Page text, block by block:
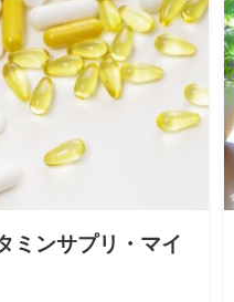
ミンサプリ・マイ